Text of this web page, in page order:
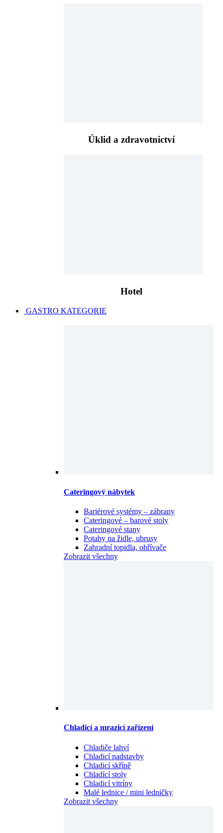
Úklid a zdravotnictví
Hotel
GASTRO KATEGORIE
Cateringový nábytek
Bariérové systémy – zábrany
Cateringové – barové stoly
Cateringové stany
Potahy na židle, ubrusy
Zahradní topidla, ohřívače
Zobrazit všechny
Chladicí a mrazicí zařízení
Chladiče lahví
Chladicí nadstavby
Chladicí skříně
Chladící stoly
Chladicí vitríny
Malé lednice / mini ledničky
Zobrazit všechny